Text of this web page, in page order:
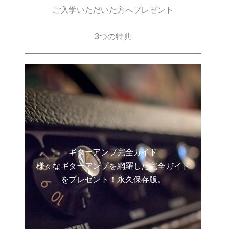
ご入学いただいた方へプレゼント
3つの特典
ギターアンプ完全ガイド
様々なギターアンプを網羅した完全ガイド
をプレゼント！永久保存版。